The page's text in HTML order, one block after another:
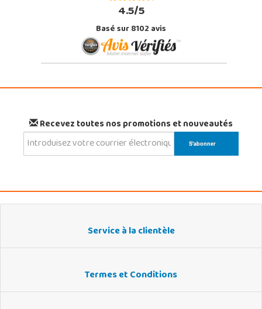
4.5/5
Basé sur 8102 avis
Recevez toutes nos promotions et nouveautés
Service à la clientèle
Termes et Conditions